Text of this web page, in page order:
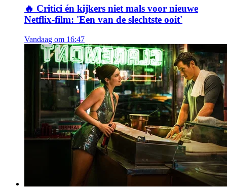
🔥 Critici én kijkers niet mals voor nieuwe
Netflix-film: 'Een van de slechtste ooit'
Vandaag om 16:47